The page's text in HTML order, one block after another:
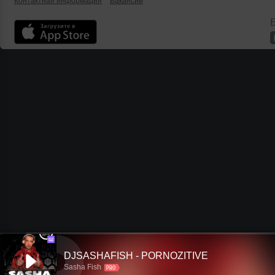
культуру. Ежегодно тысячи
меломанов из России и
Ш
DJSASHAFISH - PORNOZITIVE
Sasha Fish